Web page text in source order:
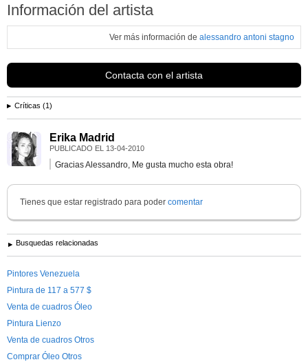
Información del artista
Ver más información de alessandro antoni stagno
Contacta con el artista
Críticas (1)
Erika Madrid
PUBLICADO EL 13-04-2010
Gracias Alessandro, Me gusta mucho esta obra!
Tienes que estar registrado para poder comentar
Busquedas relacionadas
Pintores Venezuela
Pintura de 117 a 577 $
Venta de cuadros Óleo
Pintura Lienzo
Venta de cuadros Otros
Comprar Óleo Otros